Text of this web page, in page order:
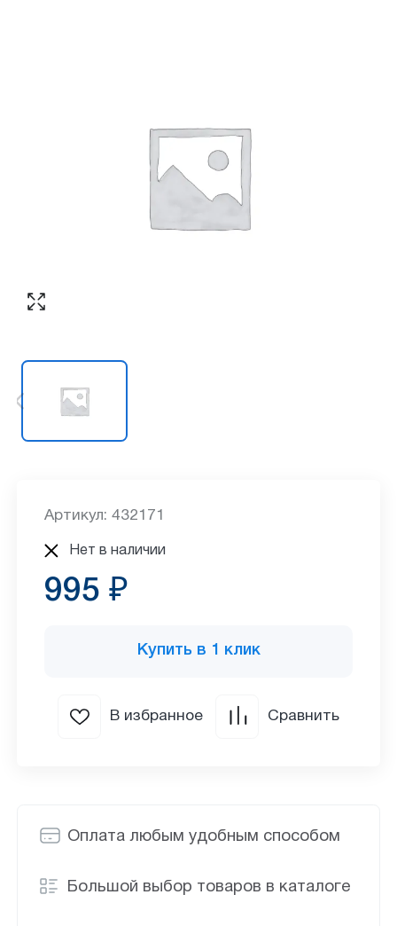
Оплата любым удобным способом
Большой выбор товаров в каталоге
Артикул: 432171
Нет в наличии
995 ₽
Купить в 1 клик
В избранное Сравнить
ПЕРЕЗВОНИТЕ МНЕ
Согласен с обработкой персональных
данных в соответствии с